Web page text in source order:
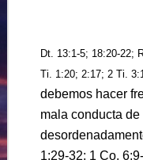
Dt. 13:1-5; 18:20-22;
Ti. 1:20; 2:17; 2 Ti.
debemos hacer
mala conducta
1:29-32; 1 Co.